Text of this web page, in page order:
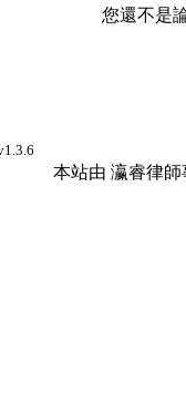
您還不是
本站由 瀛睿律師